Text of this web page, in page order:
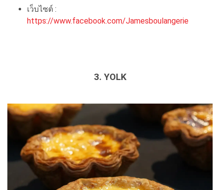
เว็บไซต์ :
https://www.facebook.com/Jamesboulangerie
3. YOLK